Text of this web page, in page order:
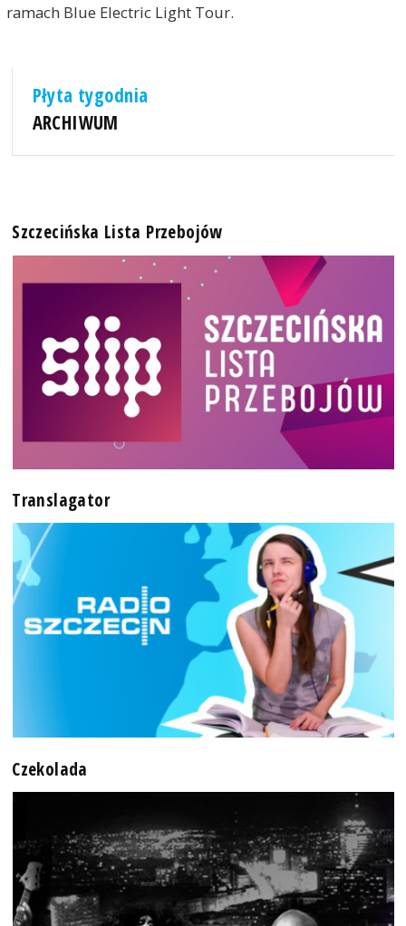
ramach Blue Electric Light Tour.
Płyta tygodnia
ARCHIWUM
Szczecińska Lista Przebojów
Translagator
Czekolada